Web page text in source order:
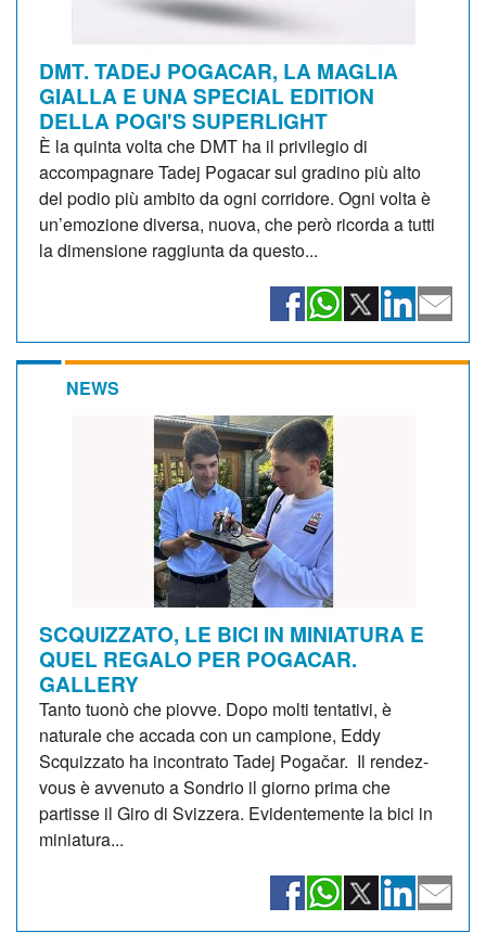
DMT. TADEJ POGACAR, LA MAGLIA
GIALLA E UNA SPECIAL EDITION
DELLA POGI'S SUPERLIGHT
È la quinta volta che DMT ha il privilegio di
accompagnare Tadej Pogacar sul gradino più alto
del podio più ambito da ogni corridore. Ogni volta è
un’emozione diversa, nuova, che però ricorda a tutti
la dimensione raggiunta da questo...
NEWS
SCQUIZZATO, LE BICI IN MINIATURA E
QUEL REGALO PER POGACAR.
GALLERY
Tanto tuonò che piovve. Dopo molti tentativi, è
naturale che accada con un campione, Eddy
Scquizzato ha incontrato Tadej Pogačar. Il rendez-
vous è avvenuto a Sondrio il giorno prima che
partisse il Giro di Svizzera. Evidentemente la bici in
miniatura...